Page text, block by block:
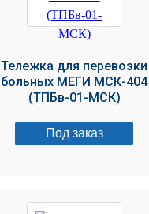
Тележка для перевозки
больных МЕГИ МСК-404
(ТПБв-01-МСК)
Под заказ